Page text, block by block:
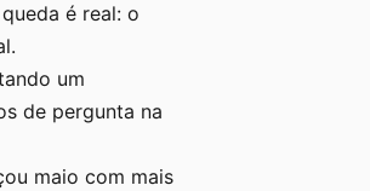
é real: o
um
de pergunta na
maio com mais